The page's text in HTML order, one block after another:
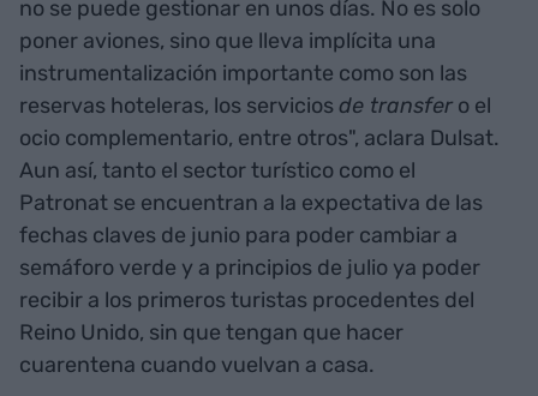
no se puede gestionar en unos días. No es solo
poner aviones, sino que lleva implícita una
instrumentalización importante como son las
reservas hoteleras, los serviciosde transfer o el
ocio complementario, entre otros", aclara Dulsat.
Aun así, tanto el sector turístico como el
Patronat se encuentran a la expectativa de las
fechas claves de junio para poder cambiar a
semáforo verde y a principios de julio ya poder
recibir a los primeros turistas procedentes del
Reino Unido, sin que tengan que hacer
cuarentena cuando vuelvan a casa.